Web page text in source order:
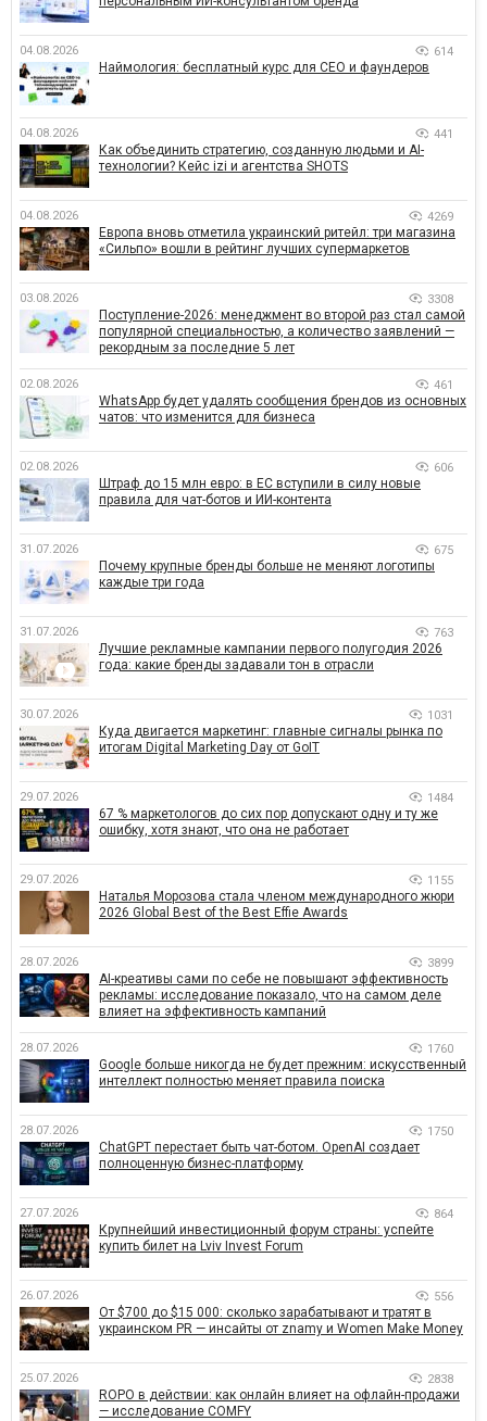
04.08.2026 614
Наймология: бесплатный курс для CEO и фаундеров
04.08.2026 441
Как объединить стратегию, созданную людьми и AI-
технологии? Кейс izi и агентства SHOTS
04.08.2026 4269
Европа вновь отметила украинский ритейл: три магазина
«Сильпо» вошли в рейтинг лучших супермаркетов
03.08.2026 3308
Поступление-2026: менеджмент во второй раз стал самой
популярной специальностью, а количество заявлений —
рекордным за последние 5 лет
02.08.2026 461
WhatsApp будет удалять сообщения брендов из основных
чатов: что изменится для бизнеса
02.08.2026 606
Штраф до 15 млн евро: в ЕС вступили в силу новые
правила для чат-ботов и ИИ-контента
31.07.2026 675
Почему крупные бренды больше не меняют логотипы
каждые три года
31.07.2026 763
Лучшие рекламные кампании первого полугодия 2026
года: какие бренды задавали тон в отрасли
30.07.2026 1031
Куда двигается маркетинг: главные сигналы рынка по
итогам Digital Marketing Day от GoIT
29.07.2026 1484
67 % маркетологов до сих пор допускают одну и ту же
ошибку, хотя знают, что она не работает
29.07.2026 1155
Наталья Морозова стала членом международного жюри
2026 Global Best of the Best Effie Awards
28.07.2026 3899
AI-креативы сами по себе не повышают эффективность
рекламы: исследование показало, что на самом деле
влияет на эффективность кампаний
28.07.2026 1760
Google больше никогда не будет прежним: искусственный
интеллект полностью меняет правила поиска
28.07.2026 1750
ChatGPT перестает быть чат-ботом. OpenAI создает
полноценную бизнес-платформу
27.07.2026 864
Крупнейший инвестиционный форум страны: успейте
купить билет на Lviv Invest Forum
26.07.2026 556
От $700 до $15 000: сколько зарабатывают и тратят в
украинском PR — инсайты от znamy и Women Make Money
25.07.2026 2838
ROPO в действии: как онлайн влияет на офлайн-продажи
— исследование COMFY